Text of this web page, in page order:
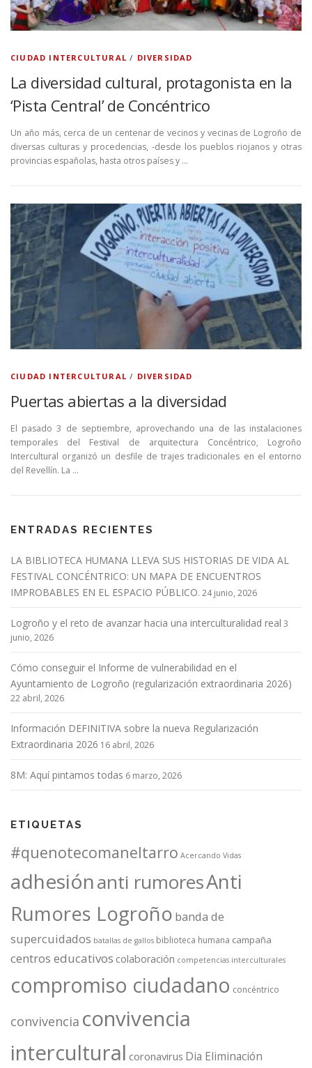
CIUDAD INTERCULTURAL / DIVERSIDAD
La diversidad cultural, protagonista en la
‘Pista Central’ de Concéntrico
Un año más, cerca de un centenar de vecinos y vecinas de Logroño de
diversas culturas y procedencias, -desde los pueblos riojanos y otras
provincias españolas, hasta otros países y …
CIUDAD INTERCULTURAL / DIVERSIDAD
Puertas abiertas a la diversidad
El pasado 3 de septiembre, aprovechando una de las instalaciones
temporales del Festival de arquitectura Concéntrico, Logroño
Intercultural organizó un desfile de trajes tradicionales en el entorno
del Revellín. La …
ENTRADAS RECIENTES
LA BIBLIOTECA HUMANA LLEVA SUS HISTORIAS DE VIDA AL
FESTIVAL CONCÉNTRICO: UN MAPA DE ENCUENTROS
IMPROBABLES EN EL ESPACIO PÚBLICO. 24 junio, 2026
Logroño y el reto de avanzar hacia una interculturalidad real 3
junio, 2026
Cómo conseguir el Informe de vulnerabilidad en el
Ayuntamiento de Logroño (regularización extraordinaria 2026)
22 abril, 2026
Información DEFINITIVA sobre la nueva Regularización
Extraordinaria 2026 16 abril, 2026
8M: Aquí pintamos todas 6 marzo, 2026
ETIQUETAS
#quenotecomaneltarro Acercando Vidas
adhesiónanti rumoresAnti
Rumores Logroño banda de
supercuidados batallas de gallos biblioteca humana campaña
centros educativos colaboración competencias interculturales
compromiso ciudadano concéntrico
convivencia convivencia
intercultural coronavirus Dia Eliminación